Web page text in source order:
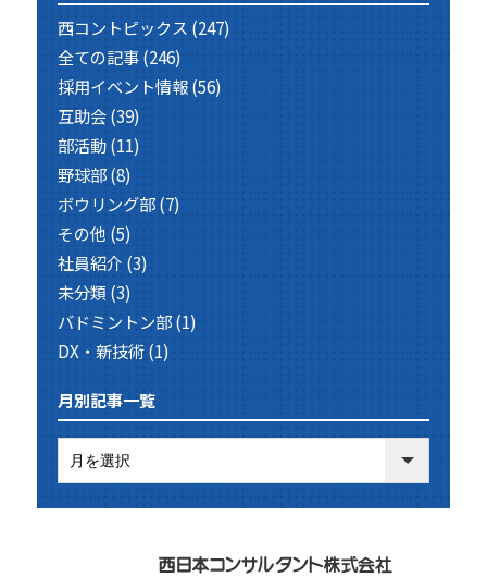
西コントピックス(247)
全ての記事(246)
採用イベント情報(56)
互助会(39)
部活動(11)
野球部(8)
ボウリング部(7)
その他(5)
社員紹介 (3)
未分類(3)
バドミントン部(1)
DX・新技術(1)
月別記事一覧